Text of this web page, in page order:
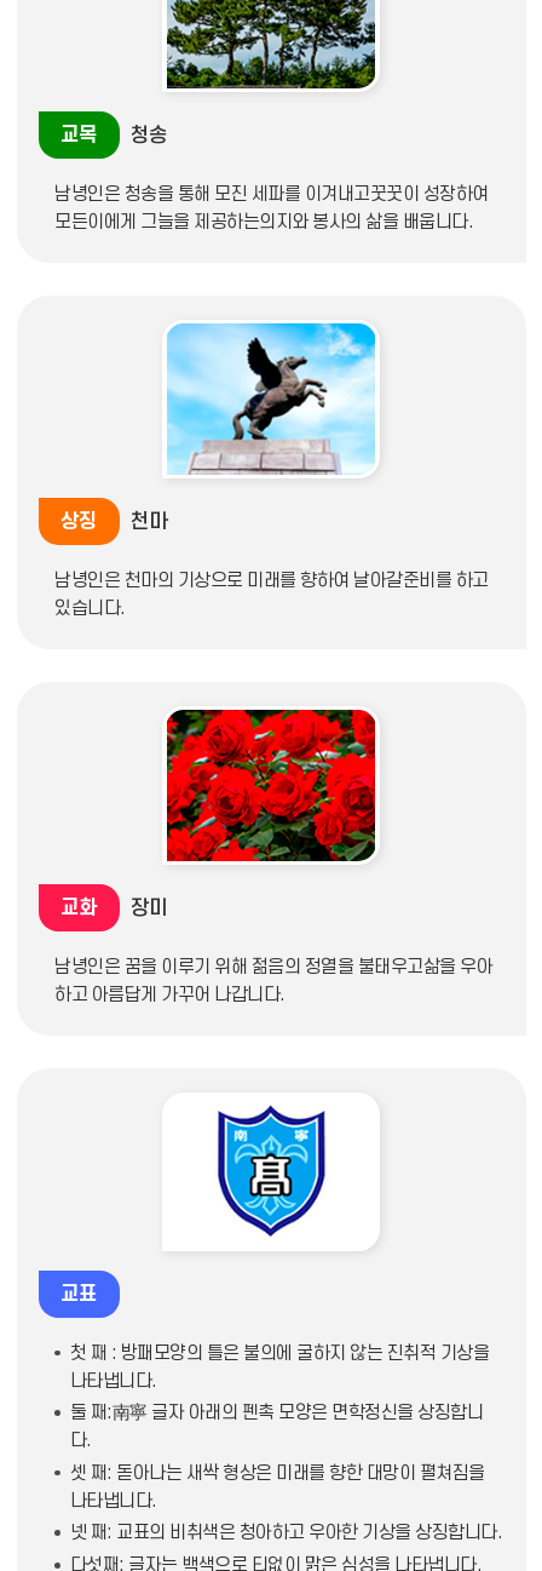
교목 청송
남녕인은 청송을 통해 모진 세파를 이겨내고꿋꿋이 성장하여
모든이에게 그늘을 제공하는의지와 봉사의 삶을 배웁니다.
상징 천마
남녕인은 천마의 기상으로 미래를 향하여 날아갈준비를 하고
있습니다.
교화 장미
남녕인은 꿈을 이루기 위해 젊음의 정열을 불태우고삶을 우아
하고 아름답게 가꾸어 나갑니다.
교표
첫 째 : 방패모양의 틀은 불의에 굴하지 않는 진취적 기상을
나타냅니다.
둘 째:南寧 글자 아래의 펜촉 모양은 면학정신을 상징합니
다.
셋 째: 돋아나는 새싹 형상은 미래를 향한 대망이 펼쳐짐을
나타냅니다.
넷 째: 교표의 비취색은 청아하고 우아한 기상을 상징합니다.
다섯째: 글자는 백색으로 티없이 맑은 심성을 나타냅니다.